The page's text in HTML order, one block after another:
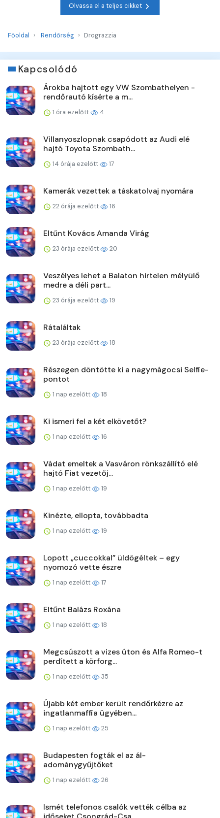
Olvassa el a teljes cikket
Főoldal Rendőrség Drograzzia
Kapcsolódó
Árokba hajtott egy VW Szombathelyen -
rendőrautó kísérte a m...
1 óra ezelőtt 4
Villanyoszlopnak csapódott az Audi elé
hajtó Toyota Szombath...
14 órája ezelőtt 17
Kamerák vezettek a táskatolvaj nyomára
22 órája ezelőtt 16
Eltűnt Kovács Amanda Virág
23 órája ezelőtt 20
Veszélyes lehet a Balaton hirtelen mélyülő
medre a déli part...
23 órája ezelőtt 19
Rátaláltak
23 órája ezelőtt 18
Részegen döntötte ki a nagymágocsi Selfie-
pontot
1 nap ezelőtt 18
Ki ismeri fel a két elkövetőt?
1 nap ezelőtt 16
Vádat emeltek a Vasváron rönkszállító elé
hajtó Fiat vezetőj...
1 nap ezelőtt 19
Kinézte, ellopta, továbbadta
1 nap ezelőtt 19
Lopott „cuccokkal” üldögéltek – egy
nyomozó vette észre
1 nap ezelőtt 17
Eltűnt Balázs Roxána
1 nap ezelőtt 18
Megcsúszott a vizes úton és Alfa Romeo-t
perdített a körforg...
1 nap ezelőtt 35
Újabb két ember került rendőrkézre az
ingatlanmaffia ügyében...
1 nap ezelőtt 25
Budapesten fogták el az ál-
adománygyűjtőket
1 nap ezelőtt 26
Ismét telefonos csalók vették célba az